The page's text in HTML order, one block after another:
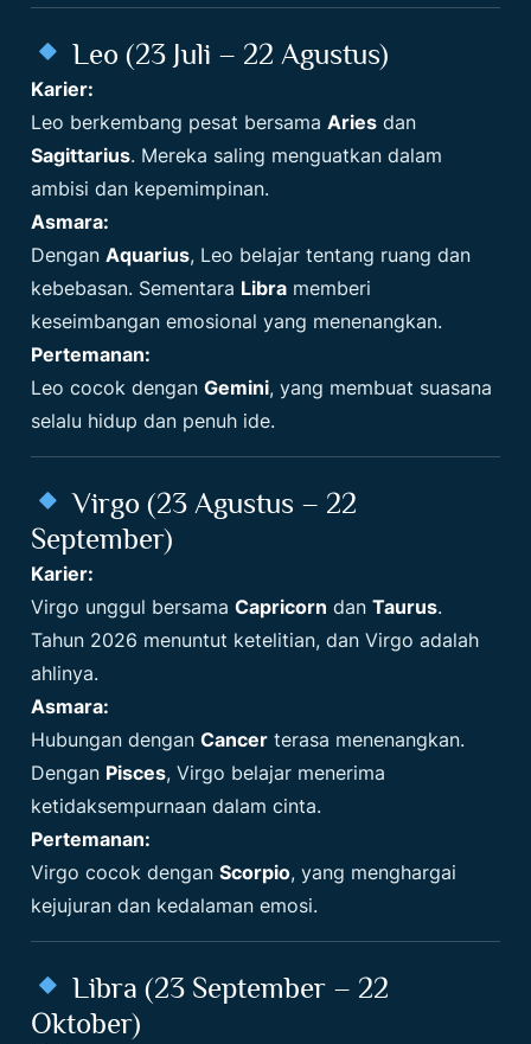
Leo (23 Juli – 22 Agustus)
Karier:
Leo berkembang pesat bersamaAries dan
Sagittarius. Mereka saling menguatkan dalam
ambisi dan kepemimpinan.
Asmara:
DenganAquarius, Leo belajar tentang ruang dan
kebebasan. Sementara Libra memberi
keseimbangan emosional yang menenangkan.
Pertemanan:
Leo cocok denganGemini, yang membuat suasana
selalu hidup dan penuh ide.
Virgo (23 Agustus – 22
September)
Karier:
Virgo unggul bersamaCapricorn danTaurus.
Tahun 2026 menuntut ketelitian, dan Virgo adalah
ahlinya.
Asmara:
Hubungan denganCancer terasa menenangkan.
Dengan Pisces, Virgo belajar menerima
ketidaksempurnaan dalam cinta.
Pertemanan:
Virgo cocok denganScorpio, yang menghargai
kejujuran dan kedalaman emosi.
Libra (23 September – 22
Oktober)